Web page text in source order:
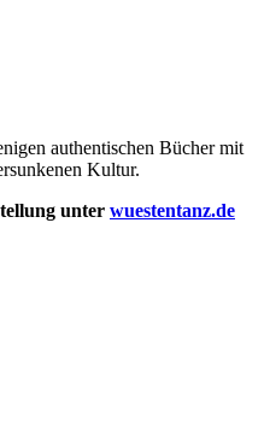
authentischen Bücher mit
Kultur.
unter wuestentanz.de